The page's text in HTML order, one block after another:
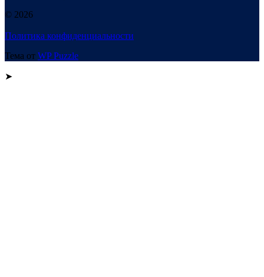
© 2026
Политика конфиденциальности
Тема от WP Puzzle
➤